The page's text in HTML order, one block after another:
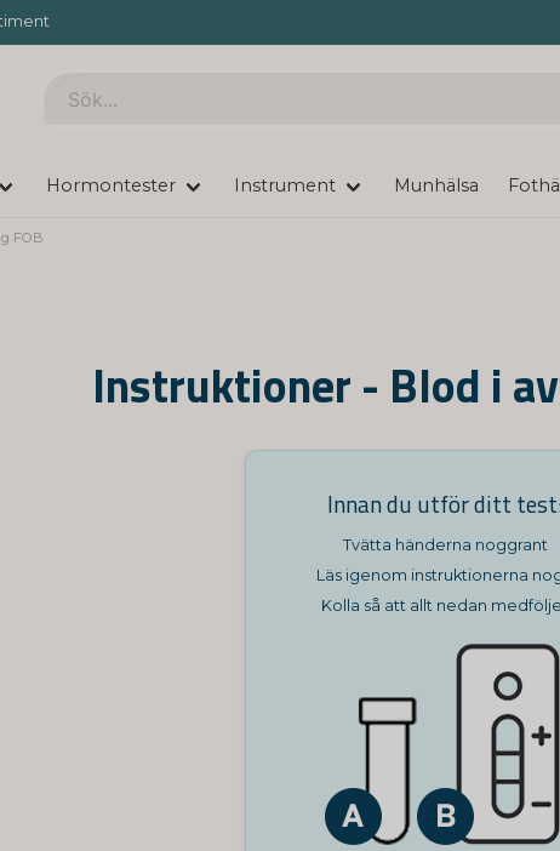
Hormontester Instrument Munhälsa
FOB
Instruktioner - Blod i
Innan du utför ditt
Tvätta händerna noggrant
Läs igenom instruktionerna
Kolla så att allt nedan